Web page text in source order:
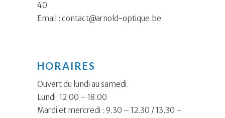
40
Email : contact@arnold-optique.be
HORAIRES
Ouvert du lundi au samedi.
Lundi: 12.00 – 18.00
Mardi et mercredi : 9.30 – 12.30 / 13.30 –